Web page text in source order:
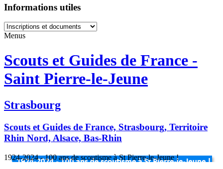
Informations utiles
Menus
Scouts et Guides de France -
Saint Pierre-le-Jeune
Strasbourg
Scouts et Guides de France, Strasbourg, Territoire
Rhin Nord, Alsace, Bas-Rhin
1924-2024 - 100 ans de scoutisme à St Pierre-le-Jeune !